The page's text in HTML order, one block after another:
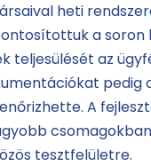
heti
a soron
teljesülését az
pedig
A
tesztfelületre.